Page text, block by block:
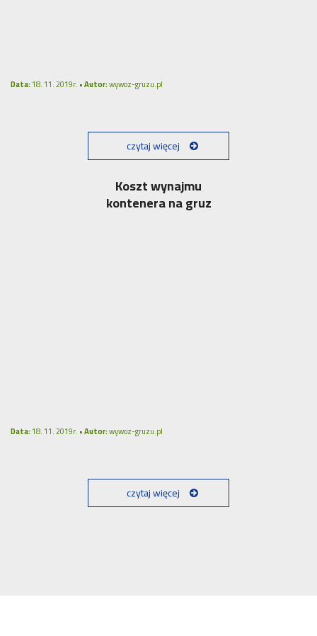
Data:18. 11. 2019r. •Autor:wywoz-gruzu.pl
czytaj więcej
Koszt wynajmu
kontenera na gruz
Data:18. 11. 2019r. •Autor:wywoz-gruzu.pl
czytaj więcej